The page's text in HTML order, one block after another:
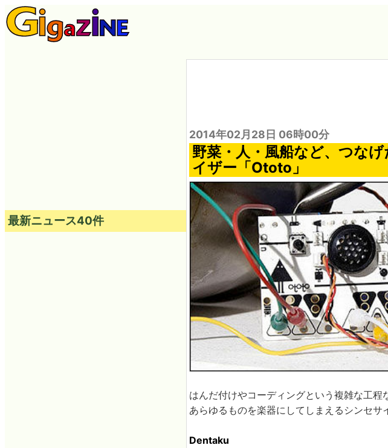
2014年02月28日 06時00分
野菜・人・風船など、つな
イザー「Ototo」
はんだ付けやコーディングという複雑な工
あらゆるものを楽器にしてしまえるシンセサ
Dentaku
最新ニュース40件